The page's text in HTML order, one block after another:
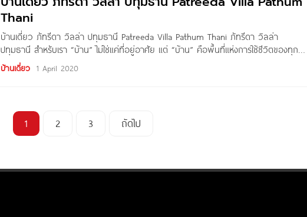
Thani
บ้านเดี่ยว ภัทรีดา วิลล่า ปทุมธานี Patreeda Villa Pathum Thani ภัทรีดา วิลล่า
ปทุมธานี สำหรับเรา “บ้าน” ไม่ใช่แค่ที่อยู่อาศัย แต่ “บ้าน” คือพื้นที่แห่งการใช้ชีวิตของทุก
คน เราจึง “ดีไซน์” พื้นที่แห่งการใช้ชีวิต ด้วยความใส่ใจในทุกรายละเอียด ทั้งรูปแบบ วัสดุ
ความงาม และประโยชน์ใช้สอยต่างๆ เพื่อให้คุณมีความสุขในทุกๆวัน กับคนที่คุณรัก ใน
บ้านเดี่ยว 1 April 2020
1 2 3 ถัดไป